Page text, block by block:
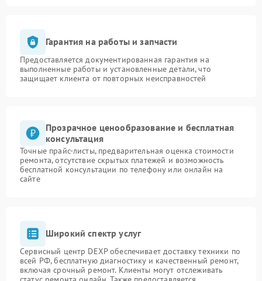
Гарантия на работы и запчасти
Предоставляется документированная гарантия на
выполненные работы и установленные детали, что
защищает клиента от повторных неисправностей
Прозрачное ценообразование и бесплатная
консультация
Точные прайс-листы, предварительная оценка стоимости
ремонта, отсутствие скрытых платежей и возможность
бесплатной консультации по телефону или онлайн на
сайте
Широкий спектр услуг
Сервисный центр DEXP обеспечивает доставку техники по
всей РФ, бесплатную диагностику и качественный ремонт,
включая срочный ремонт. Клиенты могут отслеживать